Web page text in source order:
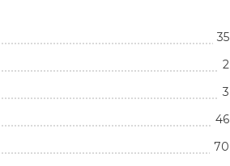
35
2
3
46
70